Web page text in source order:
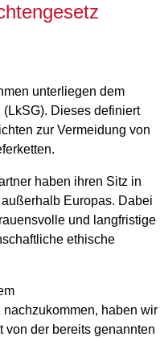
unterliegen dem
Dieses definiert
zur Vermeidung von
haben ihren Sitz in
Europas. Dabei
und langfristige
ethische
haben wir
von der bereits genannten